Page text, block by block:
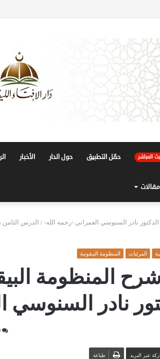
المباشر حمّل التطبيق حول الدار الأخبار
مقالات
الدكتور نادر السنوسي العمراني -رحمه الله- / الدرس
المرئيات المنظومة البيقونية
المنظومة
نادر السنوسي
عبر البريد طباعة